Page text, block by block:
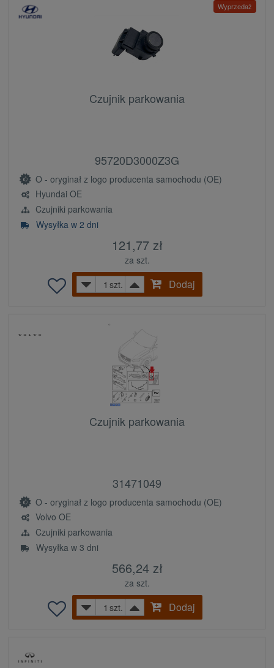
Wyprzedaż
Czujnik parkowania
95720D3000Z3G
O - oryginał z logo producenta samochodu (OE)
Hyundai OE
Czujniki parkowania
Wysyłka w 2 dni
121,77 zł
za szt.
szt.
Dodaj
Czujnik parkowania
31471049
O - oryginał z logo producenta samochodu (OE)
Volvo OE
Czujniki parkowania
Wysyłka w 3 dni
566,24 zł
za szt.
szt.
Dodaj